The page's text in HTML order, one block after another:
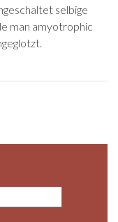
selbige
man amyotrophic